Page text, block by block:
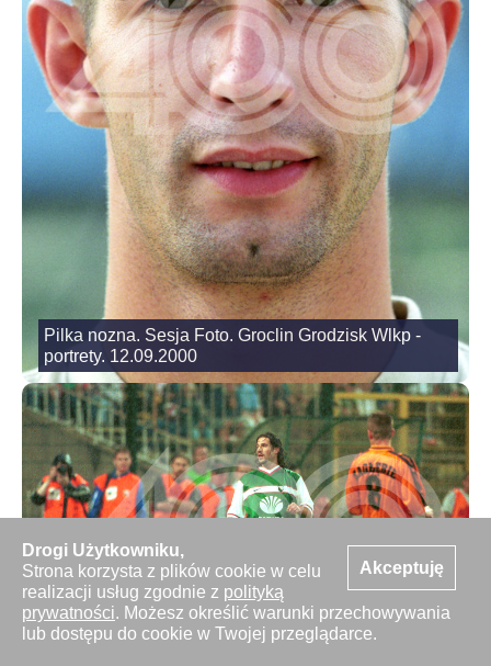
Akceptuję
Drogi Użytkowniku,
Strona korzysta z plików cookie w celu
realizacji usług zgodnie z polityką
prywatności. Możesz określić warunki przechowywania
lub dostępu do cookie w Twojej przeglądarce.
Pilka nozna. Sesja Foto. Groclin Grodzisk Wlkp -
portrety. 12.09.2000
Pila nozna 1 Liga. Legia Warszawa - Zaglebie Lubin